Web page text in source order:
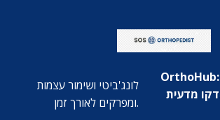
OrthoHub: משאבי מטופלים
לונג'ביטי ושימור עצמות
ומפרקים לאורך זמן.